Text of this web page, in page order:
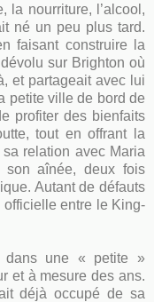
la nourriture, l’alcool,
né un peu plus tard.
faisant construire la
sur Brighton où
et partageait avec lui
petite ville de bord de
profiter des bienfaits
tout en offrant la
relation avec Maria
son aînée, deux fois
Autant de défauts
entre le King-
dans une « petite »
et à mesure des ans.
déjà occupé de sa